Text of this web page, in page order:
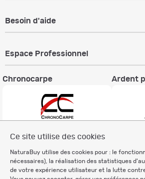
Ce site utilise des cookies
NaturaBuy utilise des cookies pour : le
nécessaires), la réalisation des statistiques
de votre expérience utilisateur et la lutte
Besoin d'aide
Espace Professionnel
Chronocarpe Ardent
Charte éthique
Mentions légales